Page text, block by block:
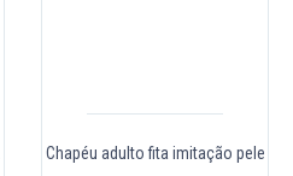
Chapéu adulto fita imitação pele